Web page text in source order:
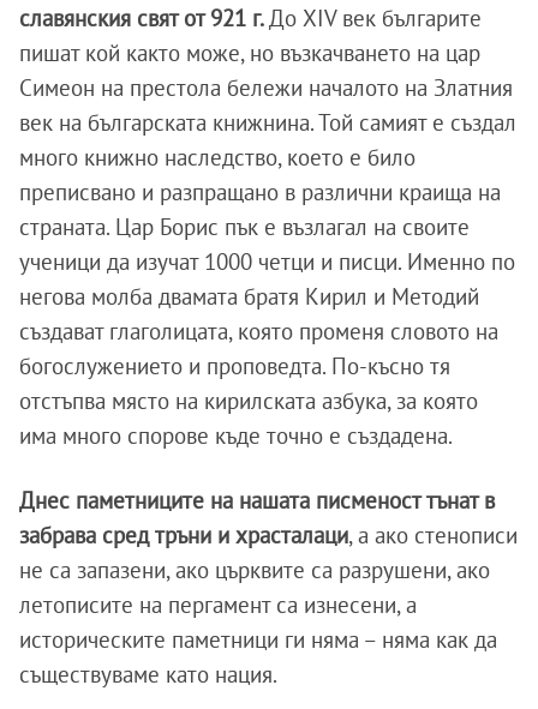
славянския свят от 921 г.До XIV век българите
пишат кой както може, но възкачването на цар
Симеон на престола бележи началото на Златния
век на българската книжнина. Той самият е създал
много книжно наследство, което е било
преписвано и разпращано в различни краища на
страната. Цар Борис пък е възлагал на своите
ученици да изучат 1000 четци и писци. Именно по
негова молба двамата братя Кирил и Методий
създават глаголицата, която променя словото на
богослужението и проповедта. По-късно тя
отстъпва място на кирилската азбука, за която
има много спорове къде точно е създадена.
Днес паметниците на нашата писменост тънат в
забрава сред тръни и храсталаци, а ако стенописи
не са запазени, ако църквите са разрушени, ако
летописите на пергамент са изнесени, а
историческите паметници ги няма – няма как да
съществуваме като нация.